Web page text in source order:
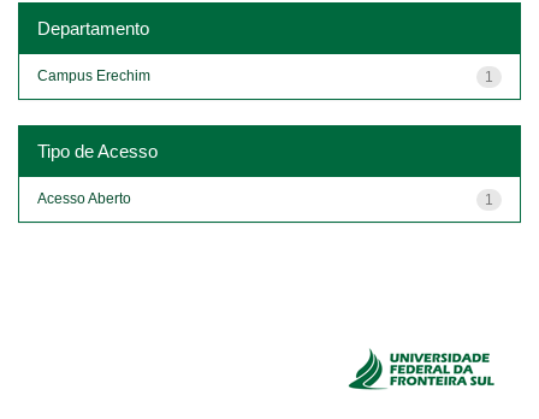
Departamento
1
Campus Erechim
Tipo de Acesso
1
Acesso Aberto